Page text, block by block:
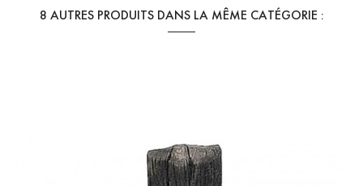
8 AUTRES PRODUITS DANS LA MÊME CATÉGORIE :